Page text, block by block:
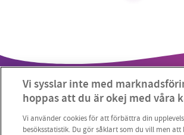
utveckla vårt arbete – och vi
vill hjälpa oss.
Stötta vårt arbete genom att swisha
1231368703
Vi sysslar inte med
hoppas att du är okej med våra
Vi använder cookies för att förbättra din
besöksstatistik. Du gör såklart som du vill men att